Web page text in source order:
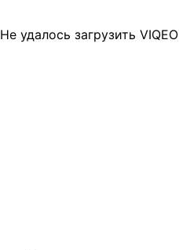
Не удалось загрузить VIQEO